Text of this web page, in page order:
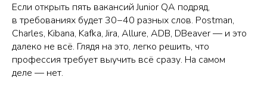
Если открыть пять вакансий Junior QA подряд,
в требованиях будет 30−40 разных слов. Postman,
Charles, Kibana, Kafka, Jira, Allure, ADB, DBeaver — и это
далеко не всё. Глядя на это, легко решить, что
профессия требует выучить всё сразу. На самом
деле — нет.